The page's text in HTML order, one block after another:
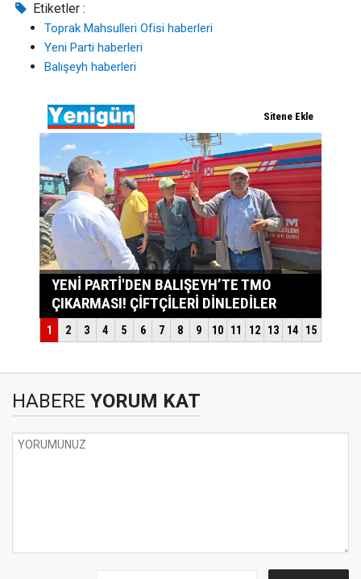
Etiketler :
Toprak Mahsulleri Ofisi haberleri
Yeni Parti haberleri
Balışeyh haberleri
HABERE YORUM KAT